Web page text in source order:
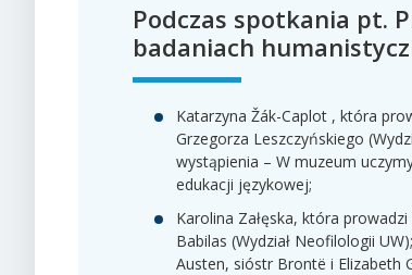
Podczas spotkania pt.
badaniach
Katarzyna Žák-Caplot , która
Grzegorza Leszczyńskiego
wystąpienia – W muzeum
edukacji językowej;
Karolina Załęska, która
Babilas (Wydział Neofilologii
Austen, sióstr Brontë i Elizabeth